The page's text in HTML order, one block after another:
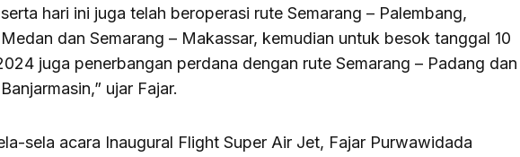
hari ini juga telah beroperasi rute Semarang – Palembang,
dan Semarang – Makassar, kemudian untuk besok tanggal 10
juga penerbangan perdana dengan rute Semarang – Padang dan
ujar Fajar.
sela acara Inaugural Flight Super Air Jet, Fajar Purwawidada